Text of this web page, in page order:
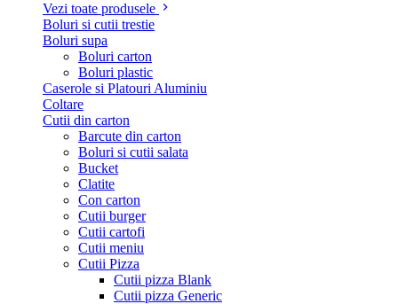
Vezi toate produsele
Boluri si cutii trestie
Boluri supa
Boluri carton
Boluri plastic
Caserole si Platouri Aluminiu
Coltare
Cutii din carton
Barcute din carton
Boluri si cutii salata
Bucket
Clatite
Con carton
Cutii burger
Cutii cartofi
Cutii meniu
Cutii Pizza
Cutii pizza Blank
Cutii pizza Generic